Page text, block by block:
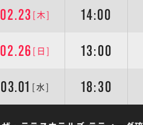
02.23 [木] 14:00
02.26 [日] 13:00
03.01 [水] 18:30